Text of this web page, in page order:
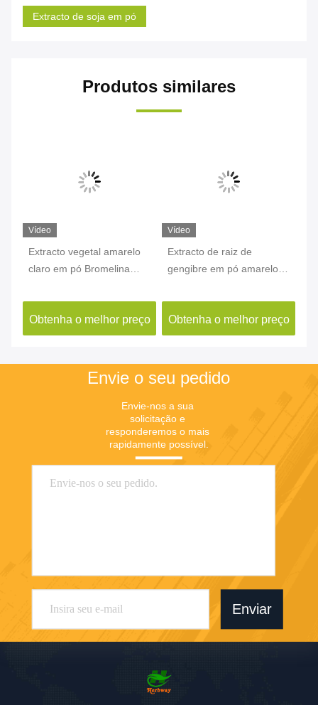
Extracto de soja em pó
Produtos similares
Vídeo
Extracto vegetal amarelo
claro em pó Bromelina
de abacaxi em pó
Obtenha o melhor preço
Vídeo
Extracto de raiz de
gengibre em pó amarelo
Obtenha o melhor preço
Envie o seu pedido
Envie-nos a sua
solicitação e
responderemos o mais
rapidamente possível.
Enviar